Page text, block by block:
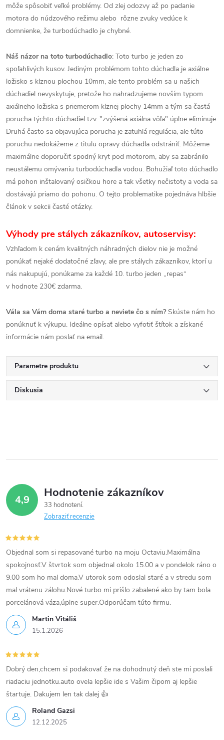
môže spôsobiť veľké problémy. Od zlej odozvy až po padanie
motora do núdzového režimu alebo rôzne zvuky vedúce k
domnienke, že turbodúchadlo je chybné.
Náš názor na toto turbodúchadlo: Toto turbo je jeden zo
spoľahlivých kusov. Jediným problémom tohto dúchadla je axiálne
ložisko s klznou plochou 10mm, ale tento problém sa u našich
dúchadiel nevyskytuje, pretože ho nahradzujeme novším typom
axiálneho ložiska s priemerom klznej plochy 14mm a tým sa častá
porucha týchto dúchadiel tzv. "zvýšená axiálna vôľa" úplne eliminuje.
Druhá často sa objavujúca porucha je zatuhlá regulácia, ale túto
poruchu nedokážeme z titulu opravy dúchadla odstrániť. Môžeme
maximálne doporučiť spodný kryt pod motorom, aby sa zabránilo
neustálemu omývaniu turbodúchadla vodou. Bohužiaľ toto dúchadlo
má pohon inštalovaný osičkou hore a tak všetky nečistoty a voda sa
dostávajú priamo do pohonu. O tejto problematike pojednáva hlbšie
článok v sekcii časté otázky.
Výhody pre stálych zákazníkov, autoservisy:
Vzhľadom k cenám kvalitných náhradných dielov nie je možné
ponúkať nejaké dodatočné zľavy, ale pre stálych zákazníkov, ktorí u
nás nakupujú, ponúkame za každé 10. turbo jeden „repas“
v hodnote 230€ zdarma.
Vála sa Vám doma staré turbo a neviete čo s ním?Skúste nám ho
ponúknuť k výkupu. Ideálne opísať alebo vyfotiť štítok a získané
informácie nám poslať na email.
Parametre produktu
Diskusia
4,9 Hodnotenie zákazníkov
33 hodnotení
Zobraziť recenzie
Martin Vitáliš
15.1.2026
Objednal som si repasované turbo na moju Octaviu.Maximálna
spokojnosť.V štvrtok som objednal okolo 15.00 a v pondelok ráno o
9.00 som ho mal doma.V utorok som odoslal staré a v stredu som
mal vrátenu zálohu.Nové turbo mi prišlo zabalené ako by tam bola
porcelánová váza,úplne super.Odporúčam túto firmu.
Roland Gazsi
12.12.2025
Dobrý den,chcem si podakovať že na dohodnutý deň ste mi poslali
riadaciu jednotku.auto ovela lepšie ide s Vašim čipom aj lepšie
štartuje. Dakujem len tak dalej 👍